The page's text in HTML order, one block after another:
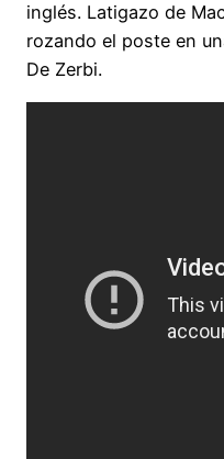
inglés. Latigazo de
rozando el poste en
De Zerbi.